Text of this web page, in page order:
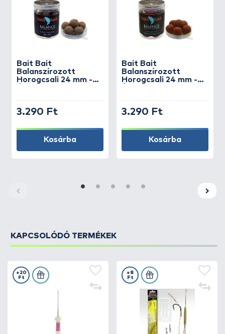
Bait Bait
Balanszírozott
Horogcsali 24 mm -
3.290 Ft
Kosárba
Bait Bait
Balanszírozott
Horogcsali 24 mm -
3.290 Ft
Kosárba
KAPCSOLÓDÓ TERMÉKEK
+20
Ft
+8
Ft